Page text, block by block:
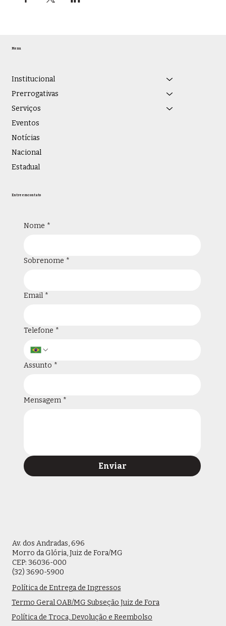
Av. dos Andradas, 696
Morro da Glória, Juiz de Fora/MG
CEP: 36036-000
(32) 3690-5900
Política de Entrega de Ingressos
Termo Geral OAB/MG Subseção Juiz de Fora
Política de Troca, Devolução e Reembolso
Entre em contato
Nome *
Sobrenome *
Email *
Telefone *
Assunto *
Mensagem *
Enviar
Menu
Institucional
Prerrogativas
Serviços
Eventos
Notícias
Nacional
Estadual